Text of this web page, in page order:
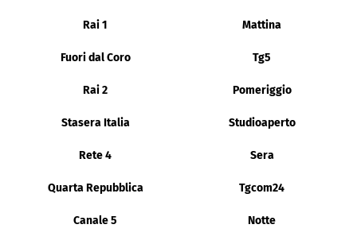
Rai 1 Mattina
Fuori dal Coro Tg5
Rai 2 Pomeriggio
Stasera Italia Studioaperto
Rete 4 Sera
Quarta Repubblica Tgcom24
Canale 5 Notte